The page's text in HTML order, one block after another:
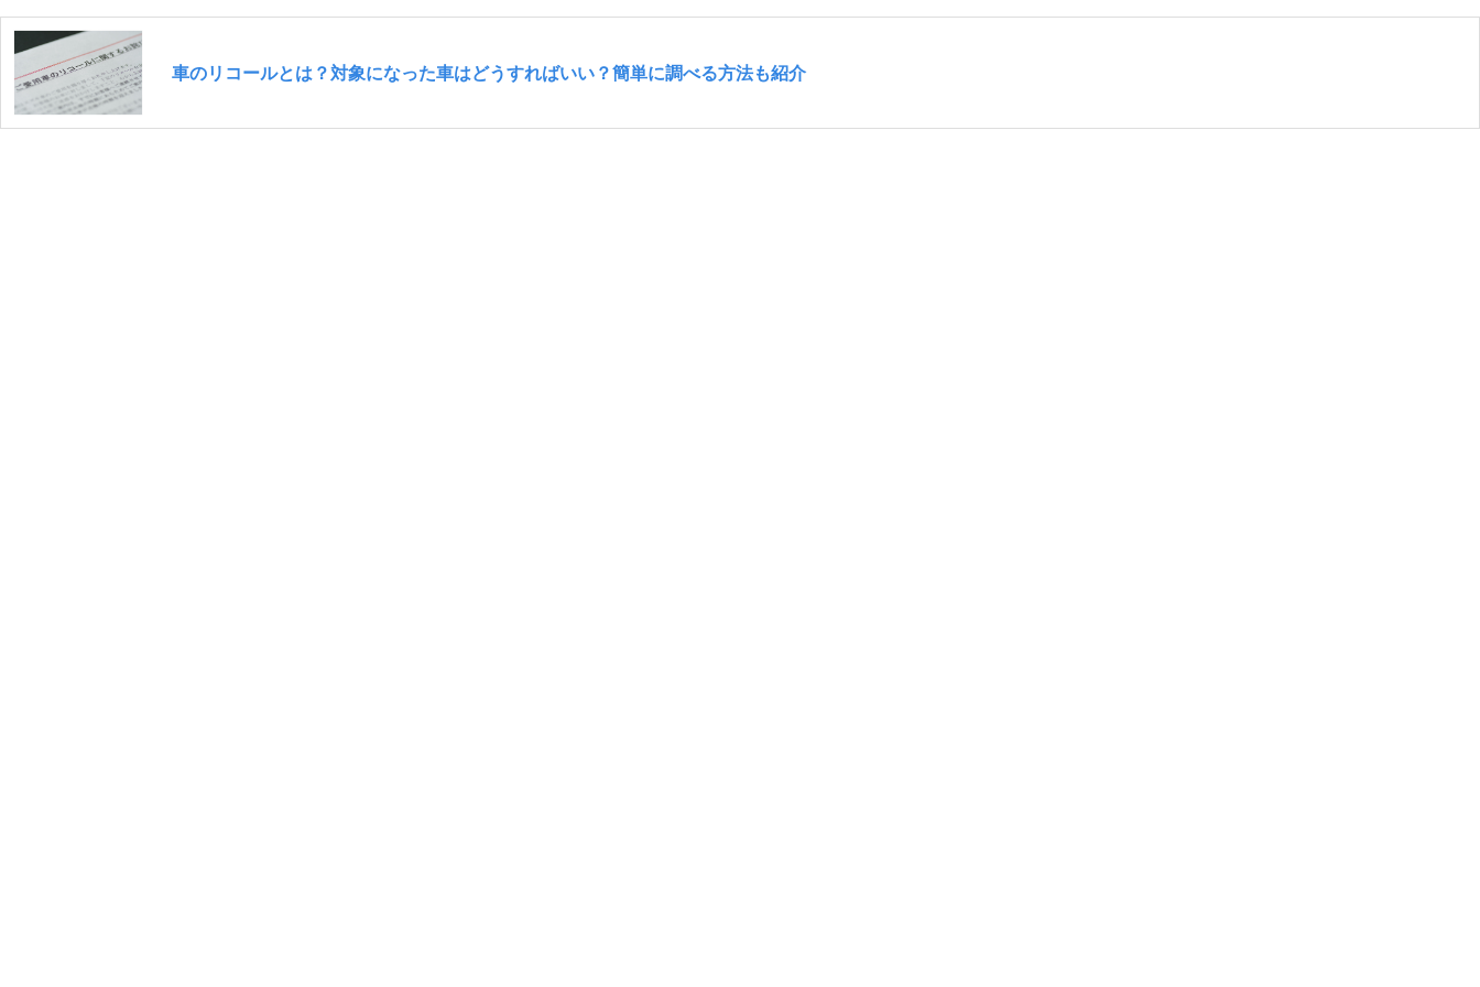
車のリコールとは？対象になった車はどうすればいい？簡単に調べる方法も紹介